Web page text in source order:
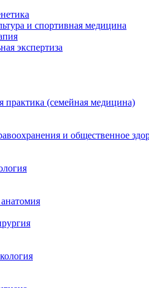
и спортивная медицина
экспертиза
практика (семейная медицина)
и общественное